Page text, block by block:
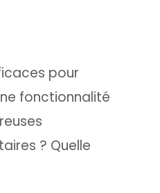
pour
fonctionnalité
? Quelle